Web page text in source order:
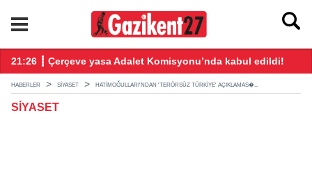
21:26 ┋ Çerçeve yasa Adalet Komisyonu’nda kabul edildi!
HABERLER SIYASET HATIMOĞULLARI'NDAN 'TERÖRSÜZ TÜRKIYE' AÇIKLAMAS�...
SIYASET